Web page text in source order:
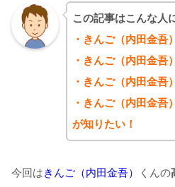
この記事はこんな人
・きんご（内田金吾
・きんご（内田金吾
・きんご（内田金吾
・きんご（内田金
が知りたい！
今回はきんご（内田金吾） くんの